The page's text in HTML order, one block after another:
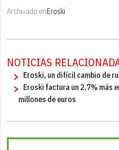
Archivado enEroski
NOTICIAS
Eroski, un difícil cambio de
Eroski factura un 2,7% más
millones de euros